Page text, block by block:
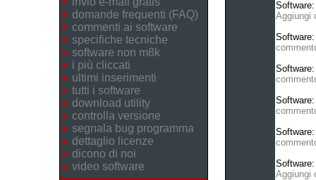
domande frequenti (FAQ)
commenti ai software
specifiche tecniche
software non m8k
i più cliccati
ultimi inserimenti
tutti i software
download utility
controlla versione
segnala bug programma
dettaglio licenze
dicono di noi
video software
Aggiungi
Aggiungi